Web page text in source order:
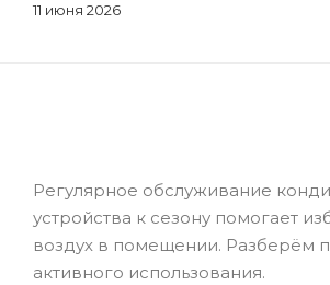
11 июня 2026
Регулярное обслуживание
устройства к сезону помогает
воздух в помещении. Разберём
активного использования.